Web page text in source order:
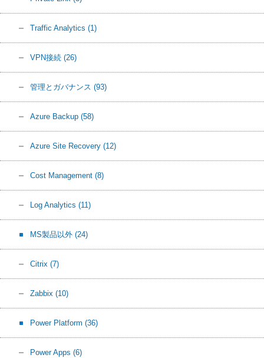
Traffic Analytics (1)
VPN接続 (26)
管理とガバナンス (93)
Azure Backup (58)
Azure Site Recovery (12)
Cost Management (8)
Log Analytics (11)
MS製品以外 (24)
Citrix (7)
Zabbix (10)
Power Platform (36)
Power Apps (6)